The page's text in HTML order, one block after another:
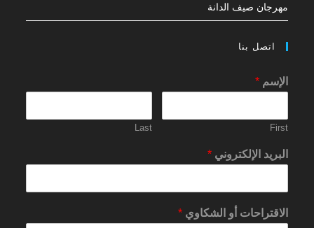
مهرجان صيف الدانة
اتصل بنا
الإسم*
First
Last
البريد الإلكتروني*
الاقتراحات أو الشكاوي*